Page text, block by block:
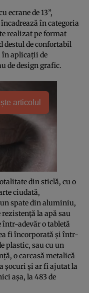
ecrane de 13”,
încadrează în categoria
realizat pe format
destul de confortabil
în aplicaţii de
de design grafic.
articolul
din sticlă, cu o
ciudată,
spate din aluminiu,
la apă sau
într-adevăr o tabletă
fi încorporată şi într-
plastic, sau cu un
o carcasă metalică
şocuri şi ar fi ajutat la
aşa, la 483 de